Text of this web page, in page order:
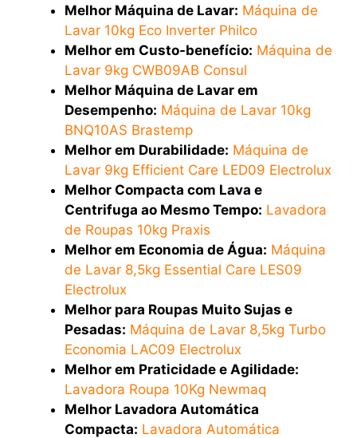
Melhor Máquina de Lavar: Máquina de
Lavar 10kg Eco Inverter Philco
Melhor em Custo-benefício: Máquina de
Lavar 9kg CWB09AB Consul
Melhor Máquina de Lavar em
Desempenho: Máquina de Lavar 10kg
BNQ10AS Brastemp
Melhor em Durabilidade: Máquina de
Lavar 9kg Efficient Care LED09 Electrolux
Melhor Compacta com Lava e
Centrifuga ao Mesmo Tempo: Lavadora
de Roupas 10kg Praxis
Melhor em Economia de Água: Máquina
de Lavar 8,5kg Essential Care LES09
Electrolux
Melhor para Roupas Muito Sujas e
Pesadas: Máquina de Lavar 8,5kg Turbo
Economia LAC09 Electrolux
Melhor em Praticidade e Agilidade:
Lavadora Roupa 10Kg Newmaq
Melhor Lavadora Automática
Compacta: Lavadora Automática